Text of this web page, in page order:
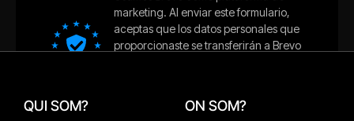
QUI SOM? ON SOM?